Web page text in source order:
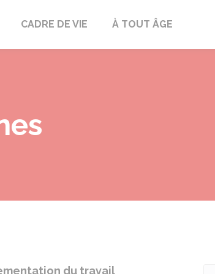
CADRE DE VIE À TOUT ÂGE
du travail